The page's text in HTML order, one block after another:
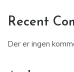
Recent
Der er ingen